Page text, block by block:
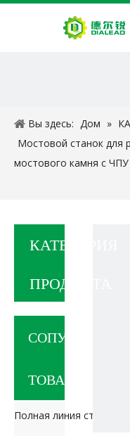
Вы здесь: Дом »
Мостовой станок для
мостового камня с ЧПУ
КАТЕГОРИЯ
ПРОДУКТА
ТОВАРЫ